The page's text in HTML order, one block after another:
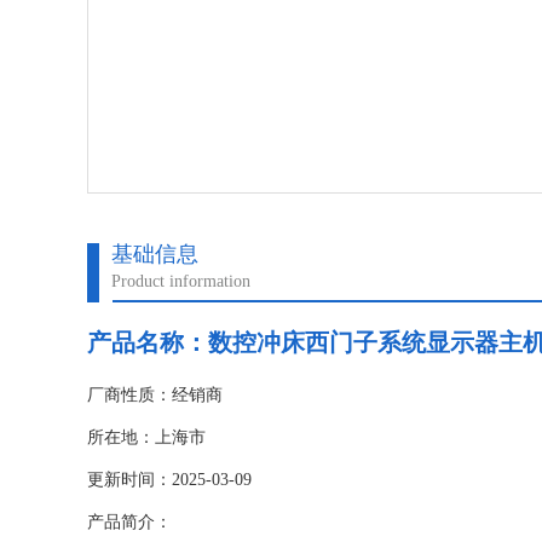
基础信息
Product information
产品名称： 数控冲床西门子系统显示器主
厂商性质：经销商
所在地：上海市
更新时间：2025-03-09
产品简介：